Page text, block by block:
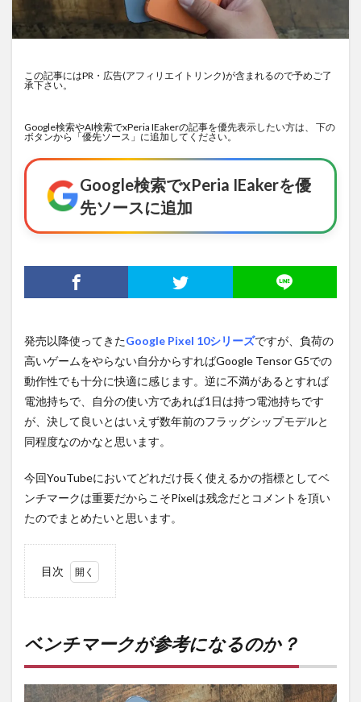
この記事にはPR・広告(アフィリエイトリンク)が含まれるので予めご了
承下さい。
Google検索やAI検索でxPeria IEakerの記事を優先表示したい方は、 下の
ボタンから「優先ソース」に追加してください。
Google検索でxPeria IEakerを優
先ソースに追加
発売以降使ってきたGoogle Pixel 10シリーズですが、負荷の
高いゲームをやらない自分からすればGoogle Tensor G5での
動作性でも十分に快適に感じます。逆に不満があるとすれば
電池持ちで、自分の使い方であれば1日は持つ電池持ちです
が、決して良いとはいえず数年前のフラッグシップモデルと
同程度なのかなと思います。
今回YouTubeにおいてどれだけ長く使えるかの指標としてベ
ンチマークは重要だからこそPixelは残念だとコメントを頂い
たのでまとめたいと思います。
目次
ーク
が参
考に
の
ベンチマークが参考になるのか？